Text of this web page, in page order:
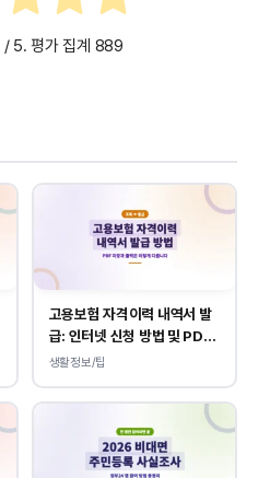
/ 5. 평가 집계 889
고용보험 자격이력 내역서 발
급: 인터넷 신청 방법 및 PDF
양식 출력
생활정보/팁